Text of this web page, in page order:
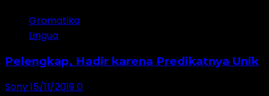
Gramatika
Lingua
Pelengkap, Hadir karena Predikatnya Unik
Sony15/11/20190